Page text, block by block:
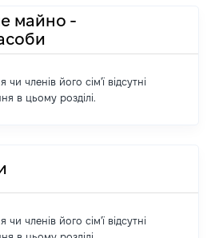
майно -
членів його сім'ї відсутні
в цьому розділі.
членів його сім'ї відсутні